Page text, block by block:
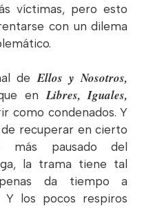
víctimas, pero esto
con un dilema
deEllos y Nosotros,
enLibres, Iguales,
como condenados. Y
recuperar en cierto
pausado del
la trama tiene tal
da tiempo a
Y los pocos respiros